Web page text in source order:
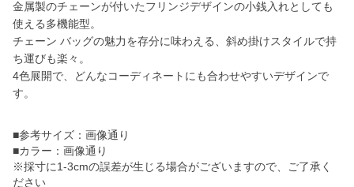
金属製のチェーンが付いたフリンジデザインの小銭入れとしても
使える多機能型。
チェーン バッグの魅力を存分に味わえる、斜め掛けスタイルで持
ち運びも楽々。
4色展開で、どんなコーディネートにも合わせやすいデザインで
す。
■参考サイズ：画像通り
■カラー：画像通り
※採寸に1-3cmの誤差が生じる場合がございますので、ご了承く
ださい